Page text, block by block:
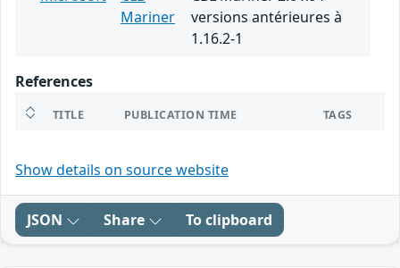
Mariner
versions antérieures à
1.16.2-1
References
TITLE PUBLICATION TIME TAGS
Show details on source website
JSON Share To clipboard